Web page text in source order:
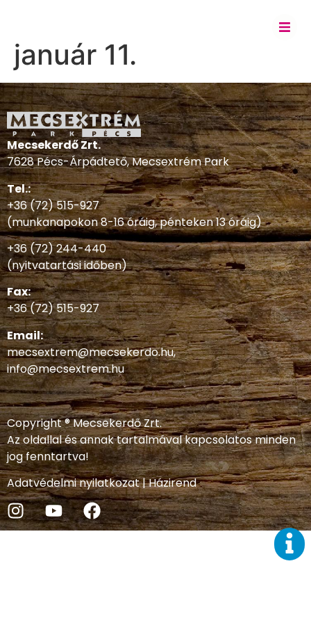
január 11.
Mecsekerdő Zrt.
7628 Pécs-Árpádtető, Mecsextrém Park
Tel.:
+36 (72) 515-927
(munkanapokon 8-16 óráig, pénteken 13 óráig)
+36 (72) 244-440
(nyitvatartási időben)
Fax:
+36 (72) 515-927
Email:
mecsextrem@mecsekerdo.hu,
info@mecsextrem.hu
Copyright ® Mecsekerdő Zrt.
Az oldallal és annak tartalmával kapcsolatos minden
jog fenntartva!
Adatvédelmi nyilatkozat|Házirend